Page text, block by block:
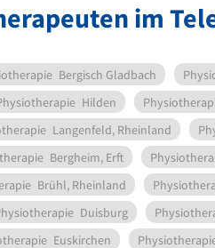
im
Bergisch Gladbach
Hilden
Langenfeld, Rheinland
Bergheim, Erft
Brühl, Rheinland
Duisburg
Euskirchen